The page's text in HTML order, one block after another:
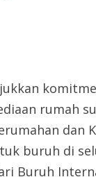
rumah
dan
buruh di
Buruh